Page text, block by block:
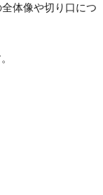
体像や切り口につ